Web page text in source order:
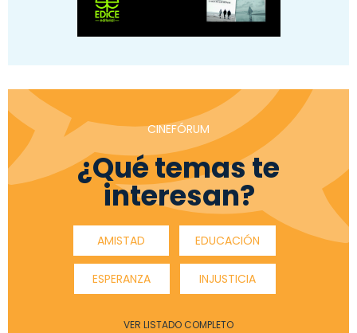
CINEFÓRUM
¿Qué temas te
interesan?
AMISTAD EDUCACIÓN
ESPERANZA INJUSTICIA
VER LISTADO COMPLETO